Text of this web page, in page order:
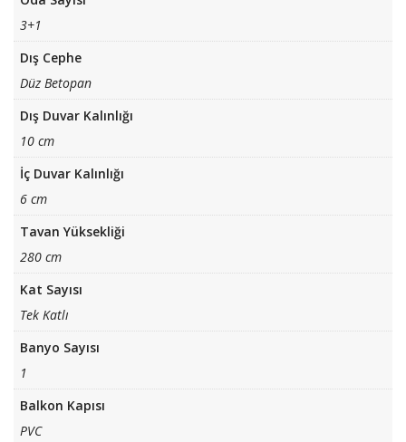
3+1
Dış Cephe
Düz Betopan
Dış Duvar Kalınlığı
10 cm
İç Duvar Kalınlığı
6 cm
Tavan Yüksekliği
280 cm
Kat Sayısı
Tek Katlı
Banyo Sayısı
1
Balkon Kapısı
PVC